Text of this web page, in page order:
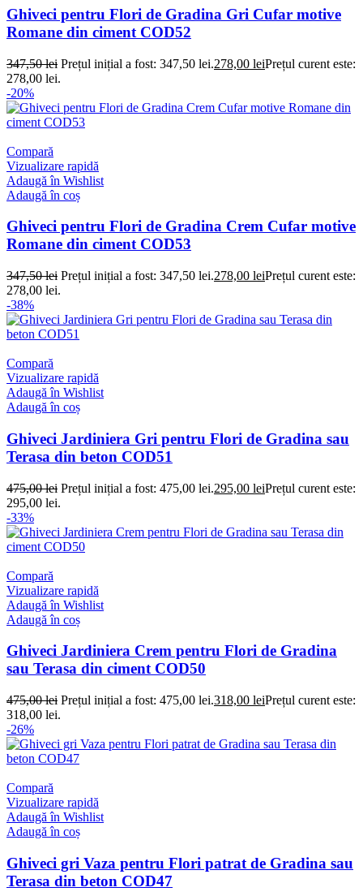
Ghiveci pentru Flori de Gradina Gri Cufar motive
Romane din ciment COD52
347,50lei Prețul inițial a fost: 347,50 lei.278,00 leiPrețul curent este:
278,00 lei.
-20%
Compară
Vizualizare rapidă
Adaugă în Wishlist
Adaugă în coș
Ghiveci pentru Flori de Gradina Crem Cufar motive
Romane din ciment COD53
347,50lei Prețul inițial a fost: 347,50 lei.278,00 leiPrețul curent este:
278,00 lei.
-38%
Compară
Vizualizare rapidă
Adaugă în Wishlist
Adaugă în coș
Ghiveci Jardiniera Gri pentru Flori de Gradina sau
Terasa din beton COD51
475,00lei Prețul inițial a fost: 475,00 lei.295,00 leiPrețul curent este:
295,00 lei.
-33%
Compară
Vizualizare rapidă
Adaugă în Wishlist
Adaugă în coș
Ghiveci Jardiniera Crem pentru Flori de Gradina
sau Terasa din ciment COD50
475,00lei Prețul inițial a fost: 475,00 lei.318,00 leiPrețul curent este:
318,00 lei.
-26%
Compară
Vizualizare rapidă
Adaugă în Wishlist
Adaugă în coș
Ghiveci gri Vaza pentru Flori patrat de Gradina sau
Terasa din beton COD47